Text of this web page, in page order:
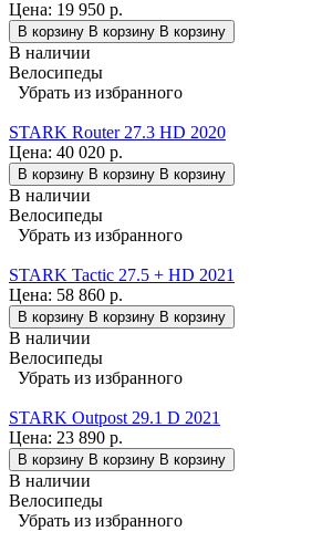
Цена: 19 950 р.
В корзину В корзину В корзину
В наличии
Велосипеды
Убрать из избранного
STARK Router 27.3 HD 2020
Цена: 40 020 р.
В корзину В корзину В корзину
В наличии
Велосипеды
Убрать из избранного
STARK Tactic 27.5 + HD 2021
Цена: 58 860 р.
В корзину В корзину В корзину
В наличии
Велосипеды
Убрать из избранного
STARK Outpost 29.1 D 2021
Цена: 23 890 р.
В корзину В корзину В корзину
В наличии
Велосипеды
Убрать из избранного